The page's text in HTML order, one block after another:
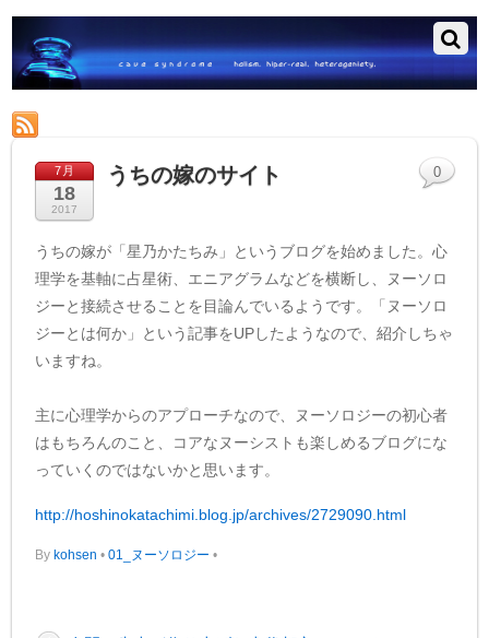
7月
18
2017
うちの嫁のサイト
うちの嫁が「星乃かたちみ」というブログを始めました。心
理学を基軸に占星術、エニアグラムなどを横断し、ヌーソロ
ジーと接続させることを目論んでいるようです。「ヌーソロ
ジーとは何か」という記事をUPしたようなので、紹介しちゃ
いますね。
主に心理学からのアプローチなので、ヌーソロジーの初心者
はもちろんのこと、コアなヌーシストも楽しめるブログにな
っていくのではないかと思います。
http://hoshinokatachimi.blog.jp/archives/2729090.html
By kohsen • 01_ヌーソロジー •
0